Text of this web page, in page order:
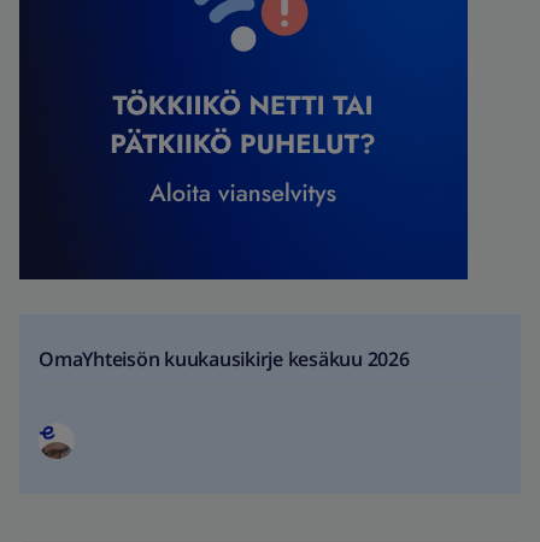
OmaYhteisön kuukausikirje kesäkuu 2026